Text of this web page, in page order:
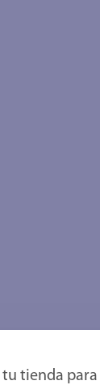
tu tienda para